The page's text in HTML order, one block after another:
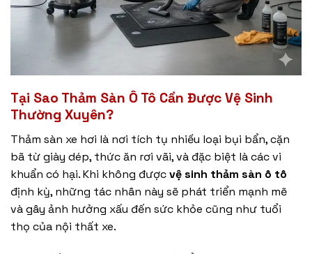
Tại Sao Thảm Sàn Ô Tô Cần Được Vệ Sinh
Thường Xuyên?
Thảm sàn xe hơi là nơi tích tụ nhiều loại bụi bẩn, cặn
bã từ giày dép, thức ăn rơi vãi, và đặc biệt là các vi
khuẩn có hại. Khi không đượcvệ sinh thảm sàn ô tô
định kỳ, những tác nhân này sẽ phát triển mạnh mẽ
và gây ảnh hưởng xấu đến sức khỏe cũng như tuổi
thọ của nội thất xe.